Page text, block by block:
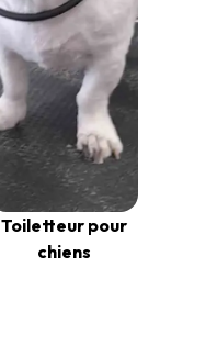
Toiletteur pour
chiens